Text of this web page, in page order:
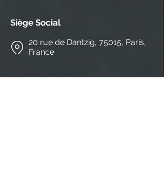
Siège Social
20 rue de Dantzig, 75015, Paris,
France.